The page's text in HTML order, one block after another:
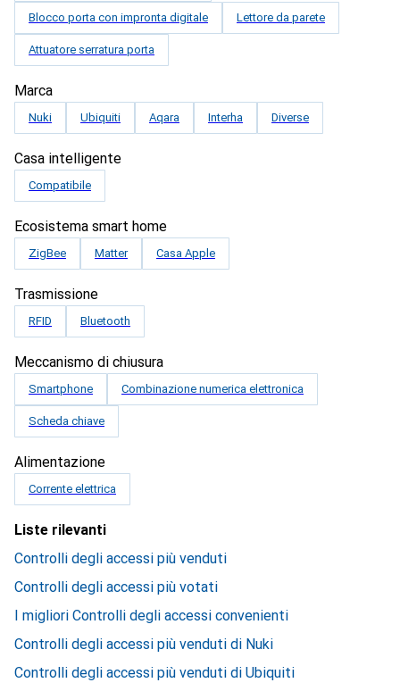
Blocco porta con impronta digitale Lettore da parete
Attuatore serratura porta
Marca
Nuki Ubiquiti Aqara Interha Diverse
Casa intelligente
Compatibile
Ecosistema smart home
ZigBee Matter Casa Apple
Trasmissione
RFID Bluetooth
Meccanismo di chiusura
Smartphone Combinazione numerica elettronica
Scheda chiave
Alimentazione
Corrente elettrica
Liste rilevanti
Controlli degli accessi più venduti
Controlli degli accessi più votati
I migliori Controlli degli accessi convenienti
Controlli degli accessi più venduti di Nuki
Controlli degli accessi più venduti di Ubiquiti